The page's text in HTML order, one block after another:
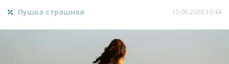
Пушка страшная 15.05.2026 10:44